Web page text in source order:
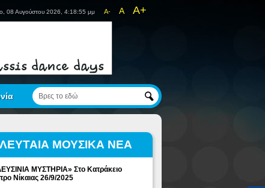
A- A A+
08 Αυγούστου 2026, 4:18:55 μμ
ΜΟΥΣΙΚΑ ΝΕΑ
ΜΥΣΤΗΡΙΑ» Στο Κατράκειο
Νίκαιας 26/9/2025